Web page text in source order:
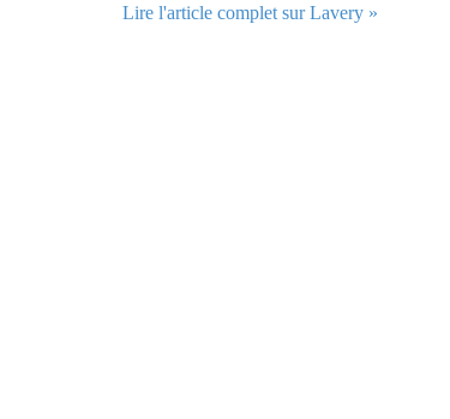
Lire l'article complet sur Lavery »